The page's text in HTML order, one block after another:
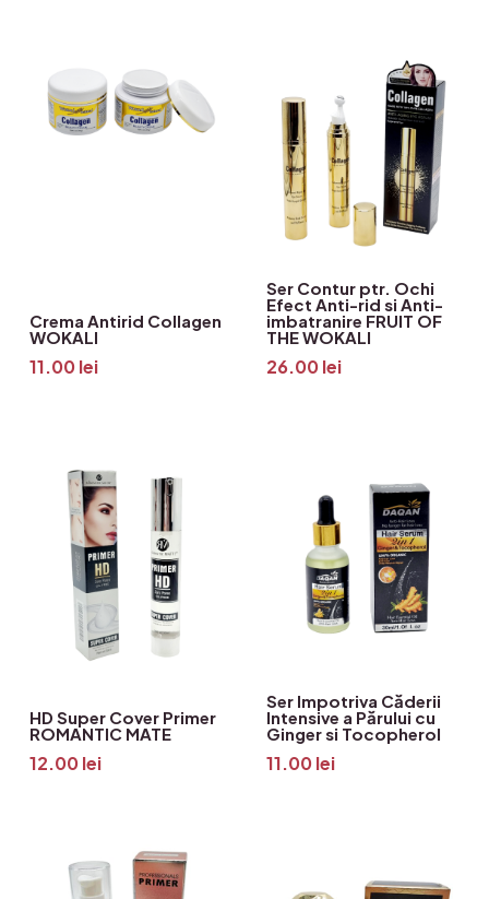
Crema Antirid Collagen
WOKALI
11.00lei
Ser Contur ptr. Ochi
Efect Anti-rid si Anti-
imbatranire FRUIT OF
THE WOKALI
26.00lei
HD Super Cover Primer
ROMANTIC MATE
12.00lei
Ser Impotriva Căderii
Intensive a Părului cu
Ginger si Tocopherol
11.00lei